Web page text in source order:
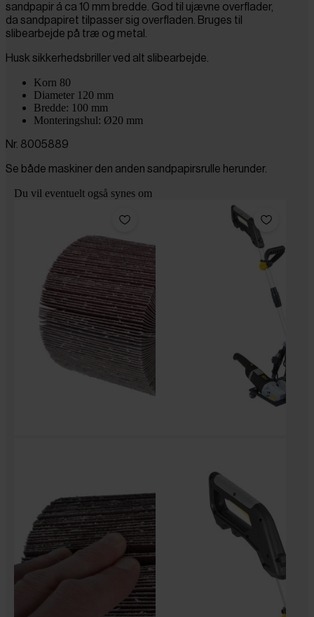
sandpapir á ca 10 mm bredde. God til ujævne overflader,
da sandpapiret tilpasser sig overfladen. Bruges til
slibearbejde på træ og metal.
Husk sikkerhedsbriller ved alt slibearbejde.
Korn 80
Diameter 120 mm
Bredde: 100 mm
Monteringshul: Ø20 mm
Nr. 8005889
Se både maskiner den anden sandpapirsrulle herunder.
Du vil eventuelt også synes om